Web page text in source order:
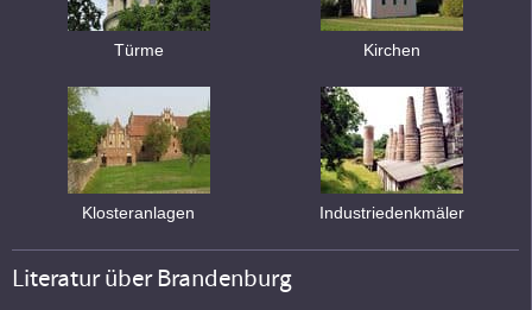
Türme Kirchen
Klosteranlagen Industriedenkmäler
Literatur über Brandenburg